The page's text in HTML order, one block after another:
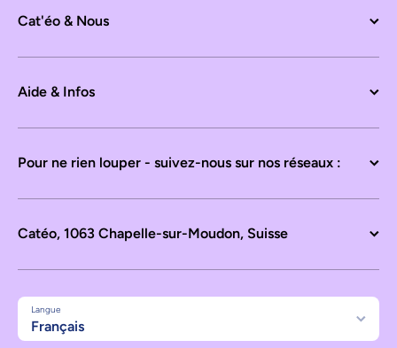
Cat'éo & Nous
Aide & Infos
Pour ne rien louper - suivez-nous sur nos réseaux :
Catéo, 1063 Chapelle-sur-Moudon, Suisse
Langue
Français